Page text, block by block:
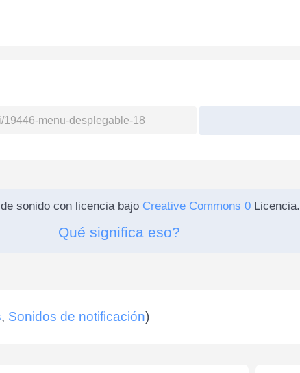
sonido con licencia bajo Creative Commons 0Licencia.
Qué significa eso?
, Sonidos de notificación)